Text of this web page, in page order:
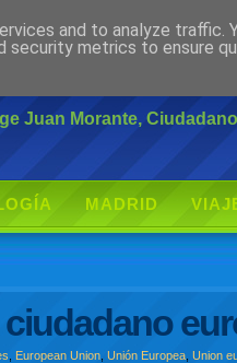
Juan Morante,
MADRID
European Union ,Unión Europea ,Union
and to analyze traffic.
security metrics to ensure